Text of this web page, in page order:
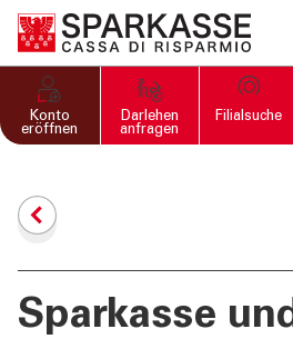
PRIVATKUNDEN UND
FAMILIEN
GESCHÄFTSKUNDEN
Konto
eröffnen
Darlehen
anfragen
Filialsuche
Sparkasse